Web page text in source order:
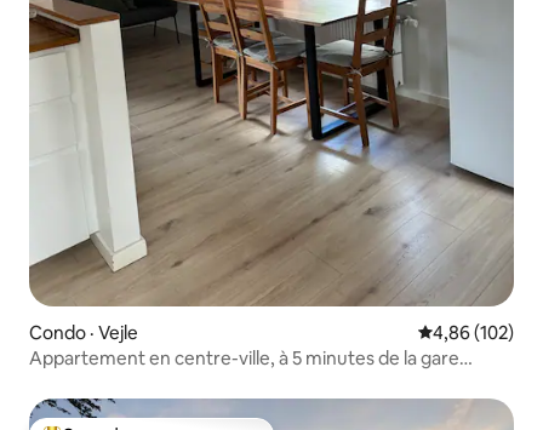
Condo · Vejle Note
4,86 (102)
Appartement en centre-ville, à 5 minutes de la gare